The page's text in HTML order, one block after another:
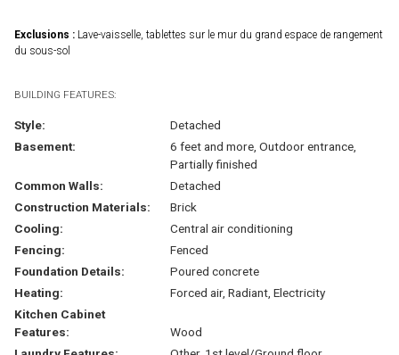
Exclusions : Lave-vaisselle, tablettes sur le mur du grand espace de rangement
du sous-sol
BUILDING FEATURES:
Style:
Detached
Basement:
6 feet and more, Outdoor entrance,
Partially finished
Common Walls:
Detached
Construction Materials:
Brick
Cooling:
Central air conditioning
Fencing:
Fenced
Foundation Details:
Poured concrete
Heating:
Forced air, Radiant, Electricity
Kitchen Cabinet
Features:
Wood